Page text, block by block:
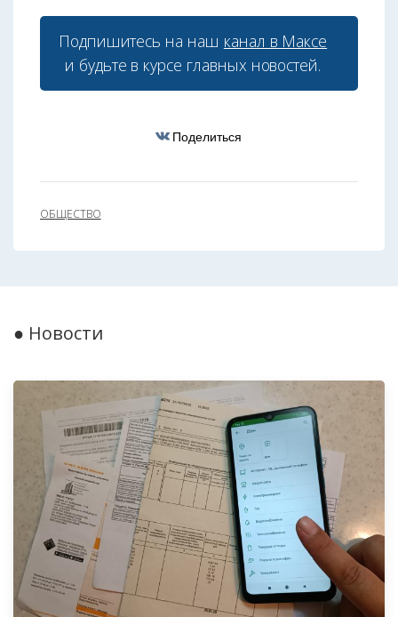
Подпишитесь на наш канал в Максе
и будьте в курсе главных новостей.
Поделиться
ОБЩЕСТВО
● Новости